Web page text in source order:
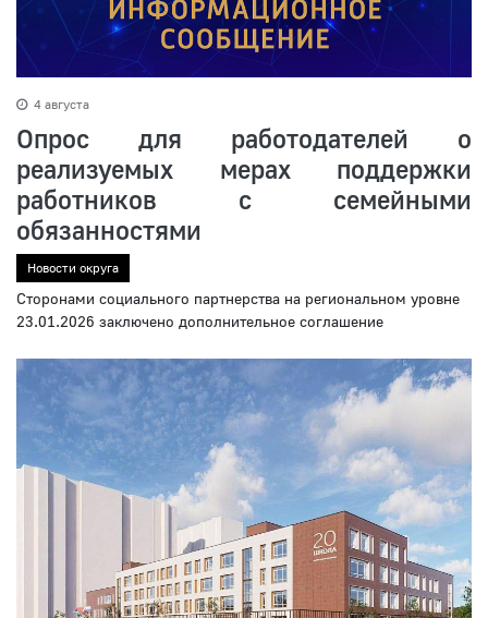
4 августа
Опрос для работодателей о
реализуемых мерах поддержки
работников с семейными
обязанностями
Новости округа
Сторонами социального партнерства на региональном уровне
23.01.2026 заключено дополнительное соглашение